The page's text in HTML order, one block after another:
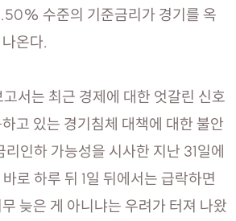
수준의 기준금리가 경기를 옥
온다.
서는 최근 경제에 대한 엇갈린 신호
고 있는 경기침체 대책에 대한 불안
인하 가능성을 시사한 지난 31일에
로 하루 뒤 1일 뒤에서는 급락하면
늦은 게 아니냐는 우려가 터져 나왔